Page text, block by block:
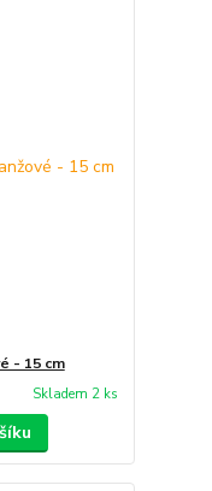
- 15 cm
Skladem 2 ks